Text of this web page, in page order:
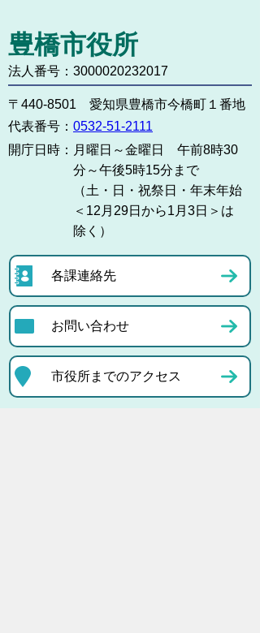
豊橋市役所
法人番号：3000020232017
〒440-8501 愛知県豊橋市今橋町１番地
代表番号： 0532-51-2111
開庁日時： 月曜日～金曜日 午前8時30
分～午後5時15分まで
（土・日・祝祭日・年末年始
＜12月29日から1月3日＞は
除く）
各課連絡先
お問い合わせ
市役所までのアクセス